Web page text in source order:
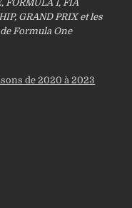
FORMULA 1, FIA
GRAND PRIX et les
Formula One
de 2020 à 2023